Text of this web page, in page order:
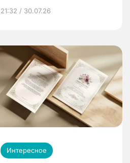
21:32 / 30.07.26
Интересное